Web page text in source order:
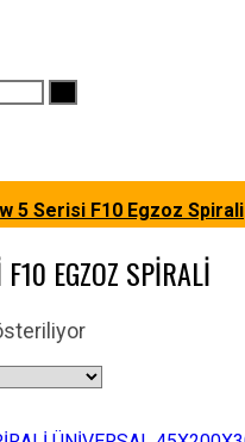
5 Serisi F10 Egzoz Spirali
EGZOZ SPIRALI